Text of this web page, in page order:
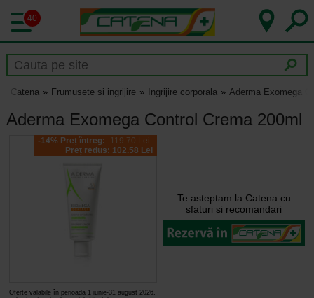
40
Catena Frumusete si ingrijire Ingrijire corporala Aderma Exomega
Aderma Exomega Control Crema 200ml
-14% Preț întreg: 119.70 Lei
Preț redus: 102.58 Lei
Oferte valabile în perioada 1 iunie-31 august 2026,
Te asteptam la Catena cu
sfaturi si recomandari